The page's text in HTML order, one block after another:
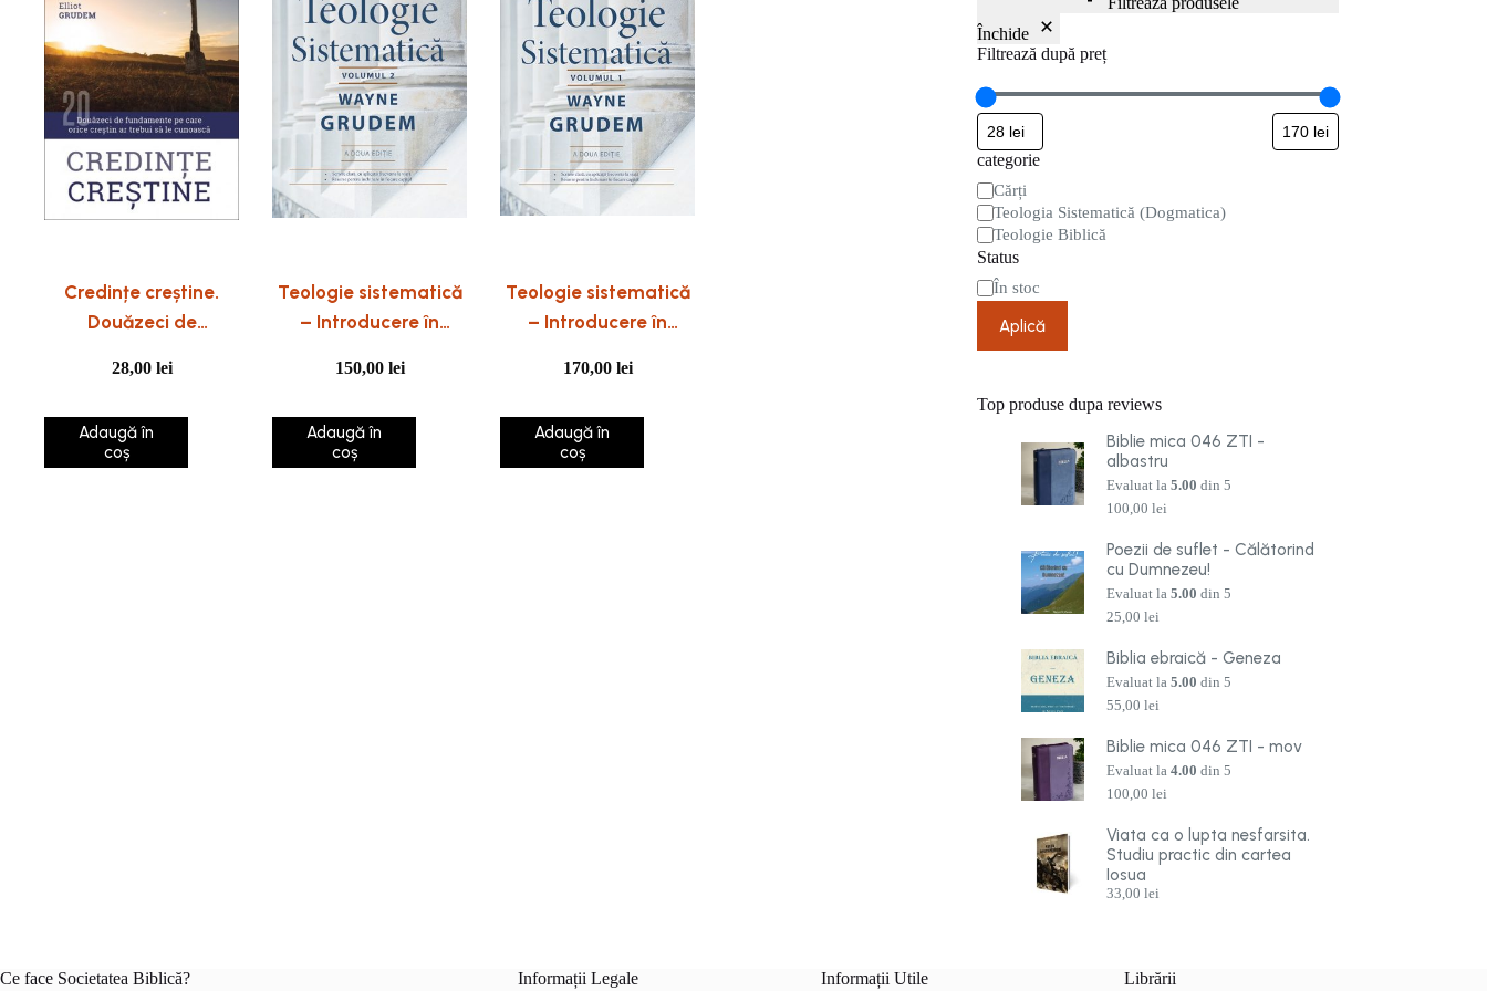
Credințe creștine.
Douăzeci de
orice creștin ar trebui
să le cunoască
28,00 lei
Adaugă în
coș
Teologie sistematică
– Introducere în
Volumul 2
150,00 lei
Adaugă în
coș
Teologie sistematică
– Introducere în
Volumul 1
170,00 lei
Adaugă în
coș
Închide
Filtrează după preț
categorie
categorie
Cărți
Teologia Sistematică (Dogmatica)
Teologie Biblică
Status
StareÎn stoc
Aplică
Top produse dupa reviews
Biblie mica 046 ZTI -
albastru
Evaluat la5.00 din 5
100,00lei
Poezii de suflet - Călătorind
cu Dumnezeu!
Evaluat la5.00 din 5
25,00lei
Biblia ebraică - Geneza
Evaluat la5.00 din 5
55,00lei
Biblie mica 046 ZTI - mov
Evaluat la4.00 din 5
100,00lei
Viata ca o lupta nesfarsita.
Studiu practic din cartea
Iosua
33,00lei
Ce face Societatea Biblică? Informații Legale Informații Utile Librării